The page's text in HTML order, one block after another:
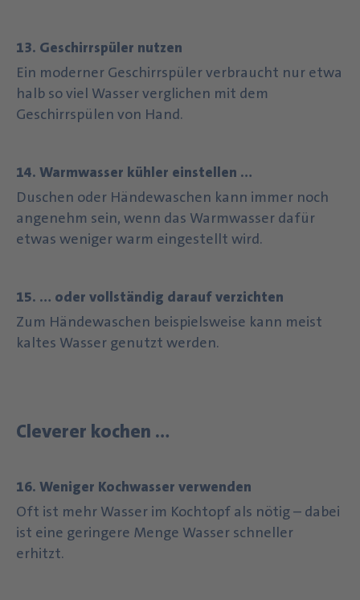
13. Geschirrspüler nutzen
Ein moderner Geschirrspüler verbraucht nur etwa
halb so viel Wasser verglichen mit dem
Geschirrspülen von Hand.
14. Warmwasser kühler einstellen …
Duschen oder Händewaschen kann immer noch
angenehm sein, wenn das Warmwasser dafür
etwas weniger warm eingestellt wird.
15. … oder vollständig darauf verzichten
Zum Händewaschen beispielsweise kann meist
kaltes Wasser genutzt werden.
Cleverer kochen …
16. Weniger Kochwasser verwenden
Oft ist mehr Wasser im Kochtopf als nötig – dabei
ist eine geringere Menge Wasser schneller
erhitzt.